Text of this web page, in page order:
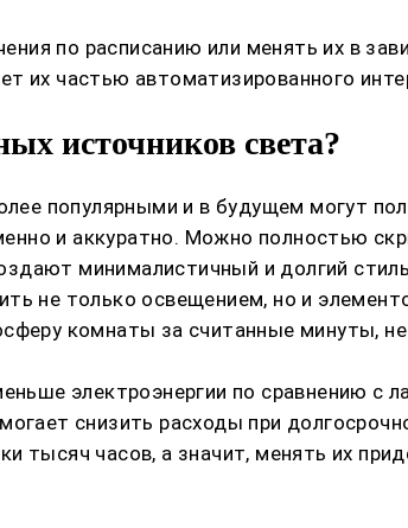
по расписанию или менять их в
их частью автоматизированного
источников света?
популярными и в будущем могут
и аккуратно. Можно полностью
минималистичный и долгий
не только освещением, но и
комнаты за считанные минуты,
электроэнергии по сравнению с
снизить расходы при
часов, а значит, менять их